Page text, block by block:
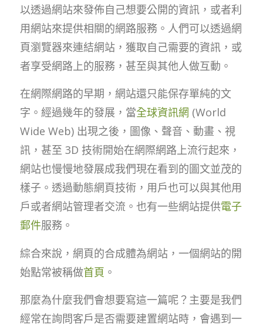
以透過網站來發佈自己想要公開的資訊，或者利
用網站來提供相關的網路服務。人們可以透過網
頁瀏覽器來連結網站，獲取自己需要的資訊，或
者享受網路上的服務，甚至與其他人做互動。
在網際網路的早期，網站還只能保存單純的文
字。經過幾年的發展，當全球資訊網 (World
Wide Web) 出現之後，圖像、聲音、動畫、視
訊，甚至 3D 技術開始在網際網路上流行起來，
網站也慢慢地發展成我們現在看到的圖文並茂的
樣子。透過動態網頁技術，用戶也可以與其他用
戶或者網站管理者交流。也有一些網站提供電子
郵件服務。
綜合來說，網頁的合成體為網站，一個網站的開
始點常被稱做首頁 。
那麼為什麼我們會想要寫這一篇呢？主要是我們
經常在詢問客戶是否需要建置網站時，會遇到一